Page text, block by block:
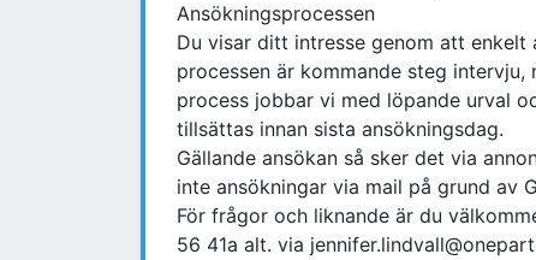
Ansökningsprocessen
Du visar ditt intresse genom att enkelt
processen är kommande steg
process jobbar vi med löpande urval
tillsättas innan sista ansökningsdag.
Gällande ansökan så sker det via
inte ansökningar via mail på grund av
För frågor och liknande är du
56 41a alt. via